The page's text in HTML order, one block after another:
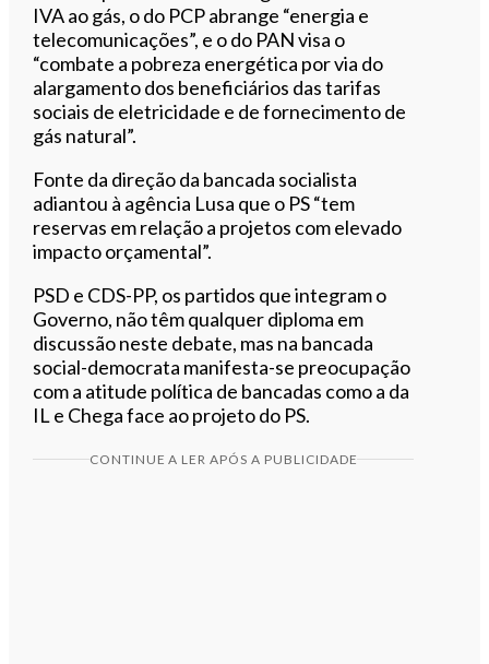
IVA ao gás, o do PCP abrange “energia e
telecomunicações”, e o do PAN visa o
“combate a pobreza energética por via do
alargamento dos beneficiários das tarifas
sociais de eletricidade e de fornecimento de
gás natural”.
Fonte da direção da bancada socialista
adiantou à agência Lusa que o PS “tem
reservas em relação a projetos com elevado
impacto orçamental”.
PSD e CDS-PP, os partidos que integram o
Governo, não têm qualquer diploma em
discussão neste debate, mas na bancada
social-democrata manifesta-se preocupação
com a atitude política de bancadas como a da
IL e Chega face ao projeto do PS.
CONTINUE A LER APÓS A PUBLICIDADE